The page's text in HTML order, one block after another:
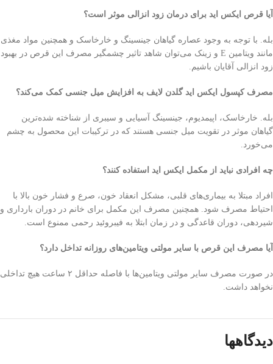
آیا قرص ایکس اید برای درمان زود انزالی موثر است؟
بله. با توجه به وجود عصاره گیاهان جینسینگ و خارخاسک و همچنین مواد مغذی
مانند ویتامین E و زینک می‌توان شاهد تاثیر چشمگیر مصرف این قرص در بهبود
زود انزالی آقایان باشیم.
مصرف کپسول ایکس اید گلدن لایف به افزایش میل جنسی کمک می‌کند؟
بله. خارخاسک، اپیمدیوم، جینسینگ آسیایی و سیبری از شناخته شده‌ترین
گیاهان موثر در تقویت میل جنسی هستند که در ترکیبات این محصول به چشم
می‌خورد.
چه افرادی نباید از مکمل ایکس اید استفاده کنند؟
افراد مبتلا به بیماری‌های قلبی، مشکل انعقاد خون، صرع و فشار خون بالا با
احتیاط مصرف شود. همچنین مصرف این مکمل برای خانم در دوران بارداری و
شیردهی، دوران قاعدگی و در زمان ابتلا به فیبروئید رحمی ممنوع است.
آیا مصرف این قرص با سایر مولتی ویتامین‌های روزانه تداخل دارد؟
در صورت مصرف سایر مولتی ویتامین‌ها با فاصله حداقل ۲ ساعت هیچ تداخلی
نخواهد داشت.
دیدگاهها